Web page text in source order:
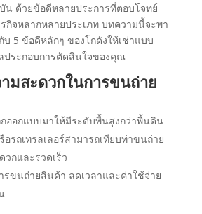
ด้วยข้อดีหลายประการที่ตอบโจทย์
กิจหลากหลายประเภท บทความนี้จะพา
5 ข้อดีหลักๆ ของโกดังให้เช่าแบบ
ประกอบการตัดสินใจของคุณ
มสะดวกในการขนถ่าย
ออกแบบมาให้มีระดับพื้นสูงกว่าพื้นดิน
รถเทรลเลอร์สามารถเทียบท่าขนถ่าย
วกและรวดเร็ว
ขนถ่ายสินค้า ลดเวลาและค่าใช้จ่าย